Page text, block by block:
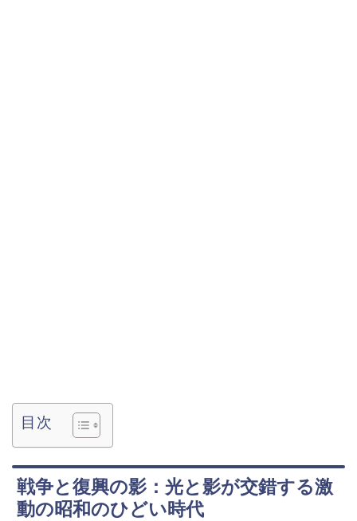
目次
戦争と復興の影：光と影が交錯する激
動の昭和のひどい時代